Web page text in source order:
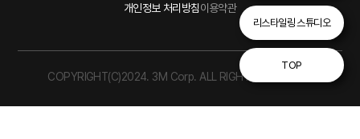
리스타일링 스튜디오
TOP
개인정보 처리방침이용약관
COPYRIGHT(C)2024. 3M Corp. ALL RIGHTS RESERVED